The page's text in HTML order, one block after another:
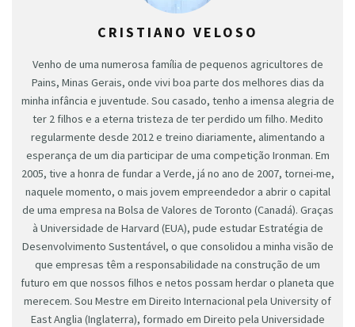
CRISTIANO VELOSO
Venho de uma numerosa família de pequenos agricultores de
Pains, Minas Gerais, onde vivi boa parte dos melhores dias da
minha infância e juventude. Sou casado, tenho a imensa alegria de
ter 2 filhos e a eterna tristeza de ter perdido um filho. Medito
regularmente desde 2012 e treino diariamente, alimentando a
esperança de um dia participar de uma competição Ironman. Em
2005, tive a honra de fundar a Verde, já no ano de 2007, tornei-me,
naquele momento, o mais jovem empreendedor a abrir o capital
de uma empresa na Bolsa de Valores de Toronto (Canadá). Graças
à Universidade de Harvard (EUA), pude estudar Estratégia de
Desenvolvimento Sustentável, o que consolidou a minha visão de
que empresas têm a responsabilidade na construção de um
futuro em que nossos filhos e netos possam herdar o planeta que
merecem. Sou Mestre em Direito Internacional pela University of
East Anglia (Inglaterra), formado em Direito pela Universidade